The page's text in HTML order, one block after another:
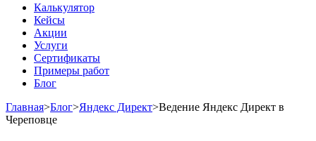
Калькулятор
Кейсы
Акции
Услуги
Сертификаты
Примеры работ
Блог
Главная>Блог>Яндекс Директ>Ведение Яндекс Директ в
Череповце